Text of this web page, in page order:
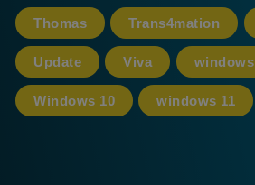
Thomas Trans4mation
Update Viva windows
Windows 10 windows 11